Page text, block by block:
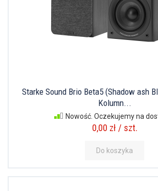
Starke Sound Brio Beta5 (Shadow ash
Kolumn...
Nowość. Oczekujemy na
0,00 zł / szt.
Do koszyka